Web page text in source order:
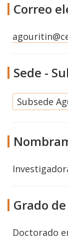
Correo
Sede -
Subsede
Grado
Doctorado